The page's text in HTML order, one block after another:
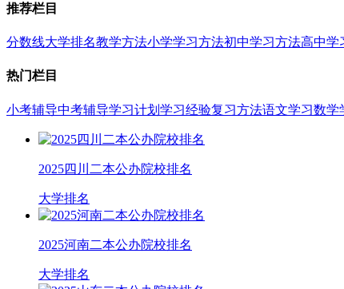
推荐栏目
分数线大学排名教学方法小学学习方法初中学习方法高中学
热门栏目
小考辅导中考辅导学习计划 学习经验复习方法语文学习数学
2025四川二本公办院校排名
大学排名
2025河南二本公办院校排名
大学排名